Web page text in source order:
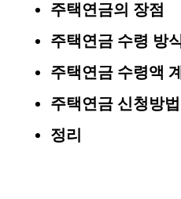
주택연금의 장점
주택연금 수령 방
주택연금 수령액
주택연금 신청방법
정리